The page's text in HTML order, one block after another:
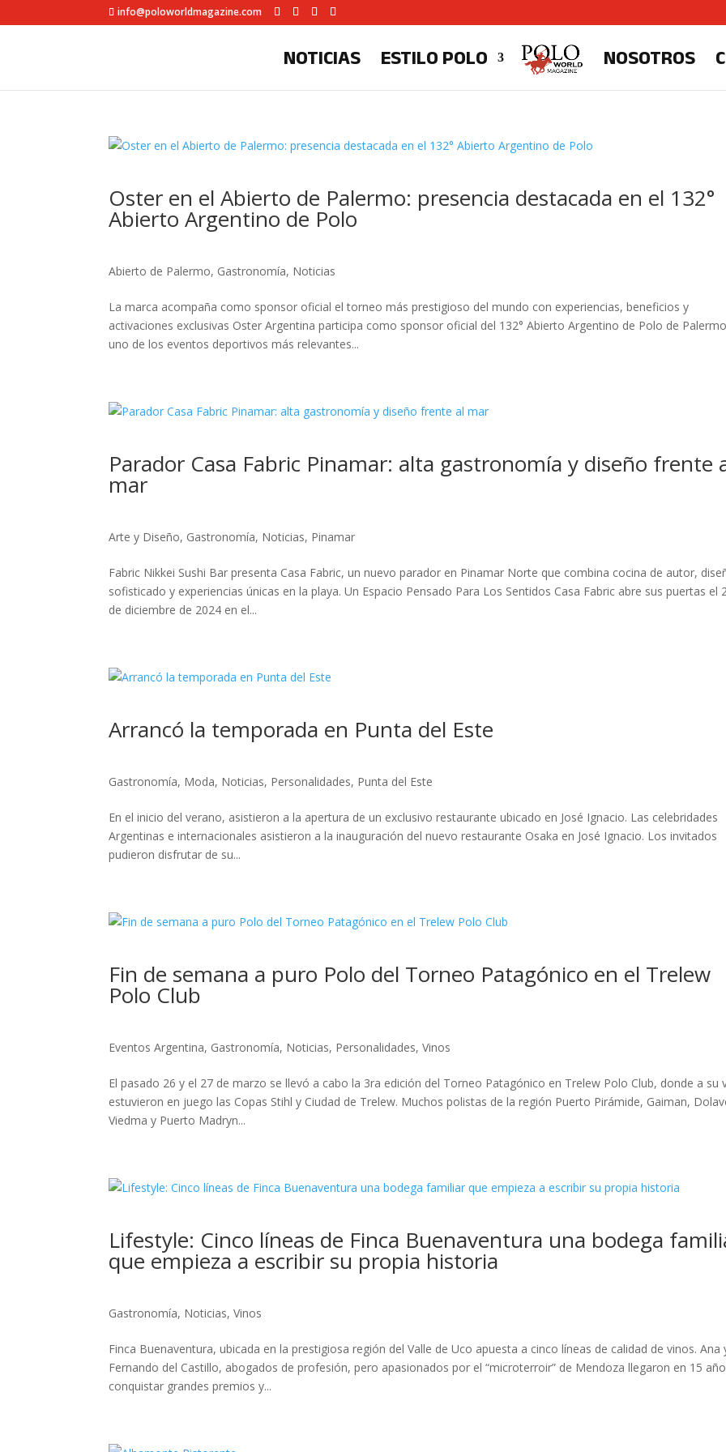
info@poloworldmagazine.com
NOTICIAS ESTILO POLO NOSOTROS
Oster en el Abierto de Palermo: presencia destacada en el 132°
Abierto Argentino de Polo
Abierto de Palermo, Gastronomía, Noticias
La marca acompaña como sponsor oficial el torneo más prestigioso del mundo con experiencias, beneficios y
activaciones exclusivas Oster Argentina participa como sponsor oficial del 132° Abierto Argentino de Polo de
uno de los eventos deportivos más relevantes...
Parador Casa Fabric Pinamar: alta gastronomía y diseño frente
mar
Arte y Diseño, Gastronomía, Noticias, Pinamar
Fabric Nikkei Sushi Bar presenta Casa Fabric, un nuevo parador en Pinamar Norte que combina cocina de autor,
sofisticado y experiencias únicas en la playa. Un Espacio Pensado Para Los Sentidos Casa Fabric abre sus puertas el
de diciembre de 2024 en el...
Arrancó la temporada en Punta del Este
Gastronomía, Moda, Noticias, Personalidades, Punta del Este
En el inicio del verano, asistieron a la apertura de un exclusivo restaurante ubicado en José Ignacio. Las celebridades
Argentinas e internacionales asistieron a la inauguración del nuevo restaurante Osaka en José Ignacio. Los invitados
pudieron disfrutar de su...
Fin de semana a puro Polo del Torneo Patagónico en el Trelew
Polo Club
Eventos Argentina, Gastronomía, Noticias, Personalidades,Vinos
El pasado 26 y el 27 de marzo se llevó a cabo la 3ra edición del Torneo Patagónico en Trelew Polo Club, donde a su
estuvieron en juego las Copas Stihl y Ciudad de Trelew. Muchos polistas de la región Puerto Pirámide, Gaiman,
Viedma y Puerto Madryn...
Lifestyle: Cinco líneas de Finca Buenaventura una bodega
que empieza a escribir su propia historia
Gastronomía, Noticias,Vinos
Finca Buenaventura, ubicada en la prestigiosa región del Valle de Uco apuesta a cinco líneas de calidad de vinos. Ana
Fernando del Castillo, abogados de profesión, pero apasionados por el “microterroir” de Mendoza llegaron en 15
conquistar grandes premios y...